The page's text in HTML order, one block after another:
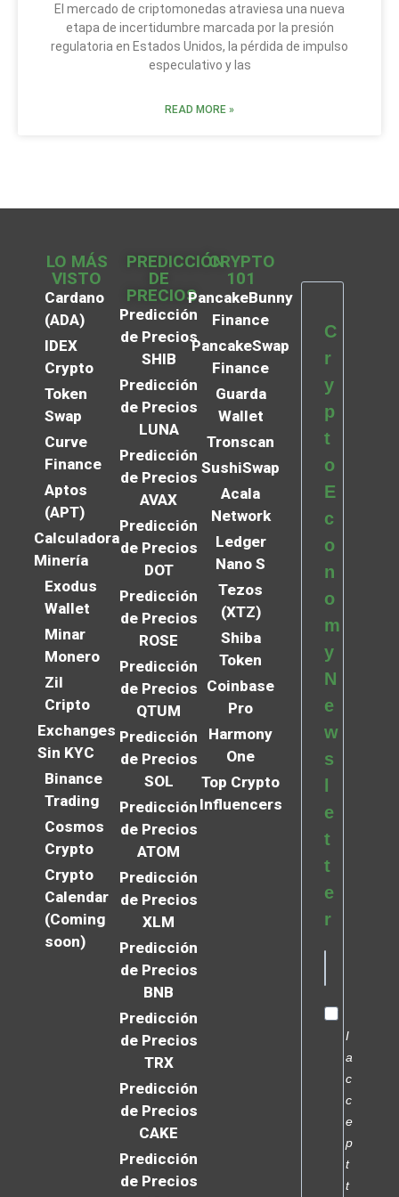
El mercado de criptomonedas atraviesa una nueva
etapa de incertidumbre marcada por la presión
regulatoria en Estados Unidos, la pérdida de impulso
especulativo y las
READ MORE »
LO MÁS
VISTO
Cardano
(ADA)
IDEX
Crypto
Token
Swap
Curve
Finance
Aptos
(APT)
Calculadora
Minería
Exodus
Wallet
Minar
Monero
Zil
Cripto
Exchanges
Sin KYC
Binance
Trading
Cosmos
Crypto
Crypto
Calendar
(Coming
soon)
PREDICCIÓN
DE
PRECIOS
Predicción
de Precios
SHIB
Predicción
de Precios
LUNA
Predicción
de Precios
AVAX
Predicción
de Precios
DOT
Predicción
de Precios
ROSE
Predicción
de Precios
QTUM
Predicción
de Precios
SOL
Predicción
de Precios
ATOM
Predicción
de Precios
XLM
Predicción
de Precios
BNB
Predicción
de Precios
TRX
Predicción
de Precios
CAKE
Predicción
de Precios
CRYPTO
101
PancakeBunny
Finance
PancakeSwap
Finance
Guarda
Wallet
Tronscan
SushiSwap
Acala
Network
Ledger
Nano S
Tezos
(XTZ)
Shiba
Token
Coinbase
Pro
Harmony
One
Top Crypto
Influencers
C
r
y
p
t
o
E
c
o
n
o
m
y
N
e
w
s
e
t
t
e
r
I
a
c
c
e
p
t
t